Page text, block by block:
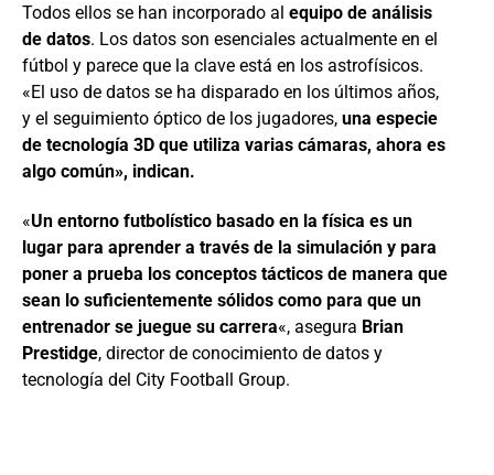
Todos ellos se han incorporado al equipo de análisis
de datos. Los datos son esenciales actualmente en el
fútbol y parece que la clave está en los astrofísicos.
«El uso de datos se ha disparado en los últimos años,
y el seguimiento óptico de los jugadores, una especie
de tecnología 3D que utiliza varias cámaras, ahora es
algo común», indican.
«Un entorno futbolístico basado en la física es un
lugar para aprender a través de la simulación y para
poner a prueba los conceptos tácticos de manera que
sean lo suficientemente sólidos como para que un
entrenador se juegue su carrera«, asegura Brian
Prestidge, director de conocimiento de datos y
tecnología del City Football Group.